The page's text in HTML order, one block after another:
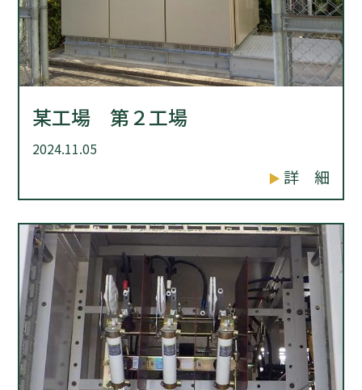
某工場 第２工場
2024.11.05
詳 細